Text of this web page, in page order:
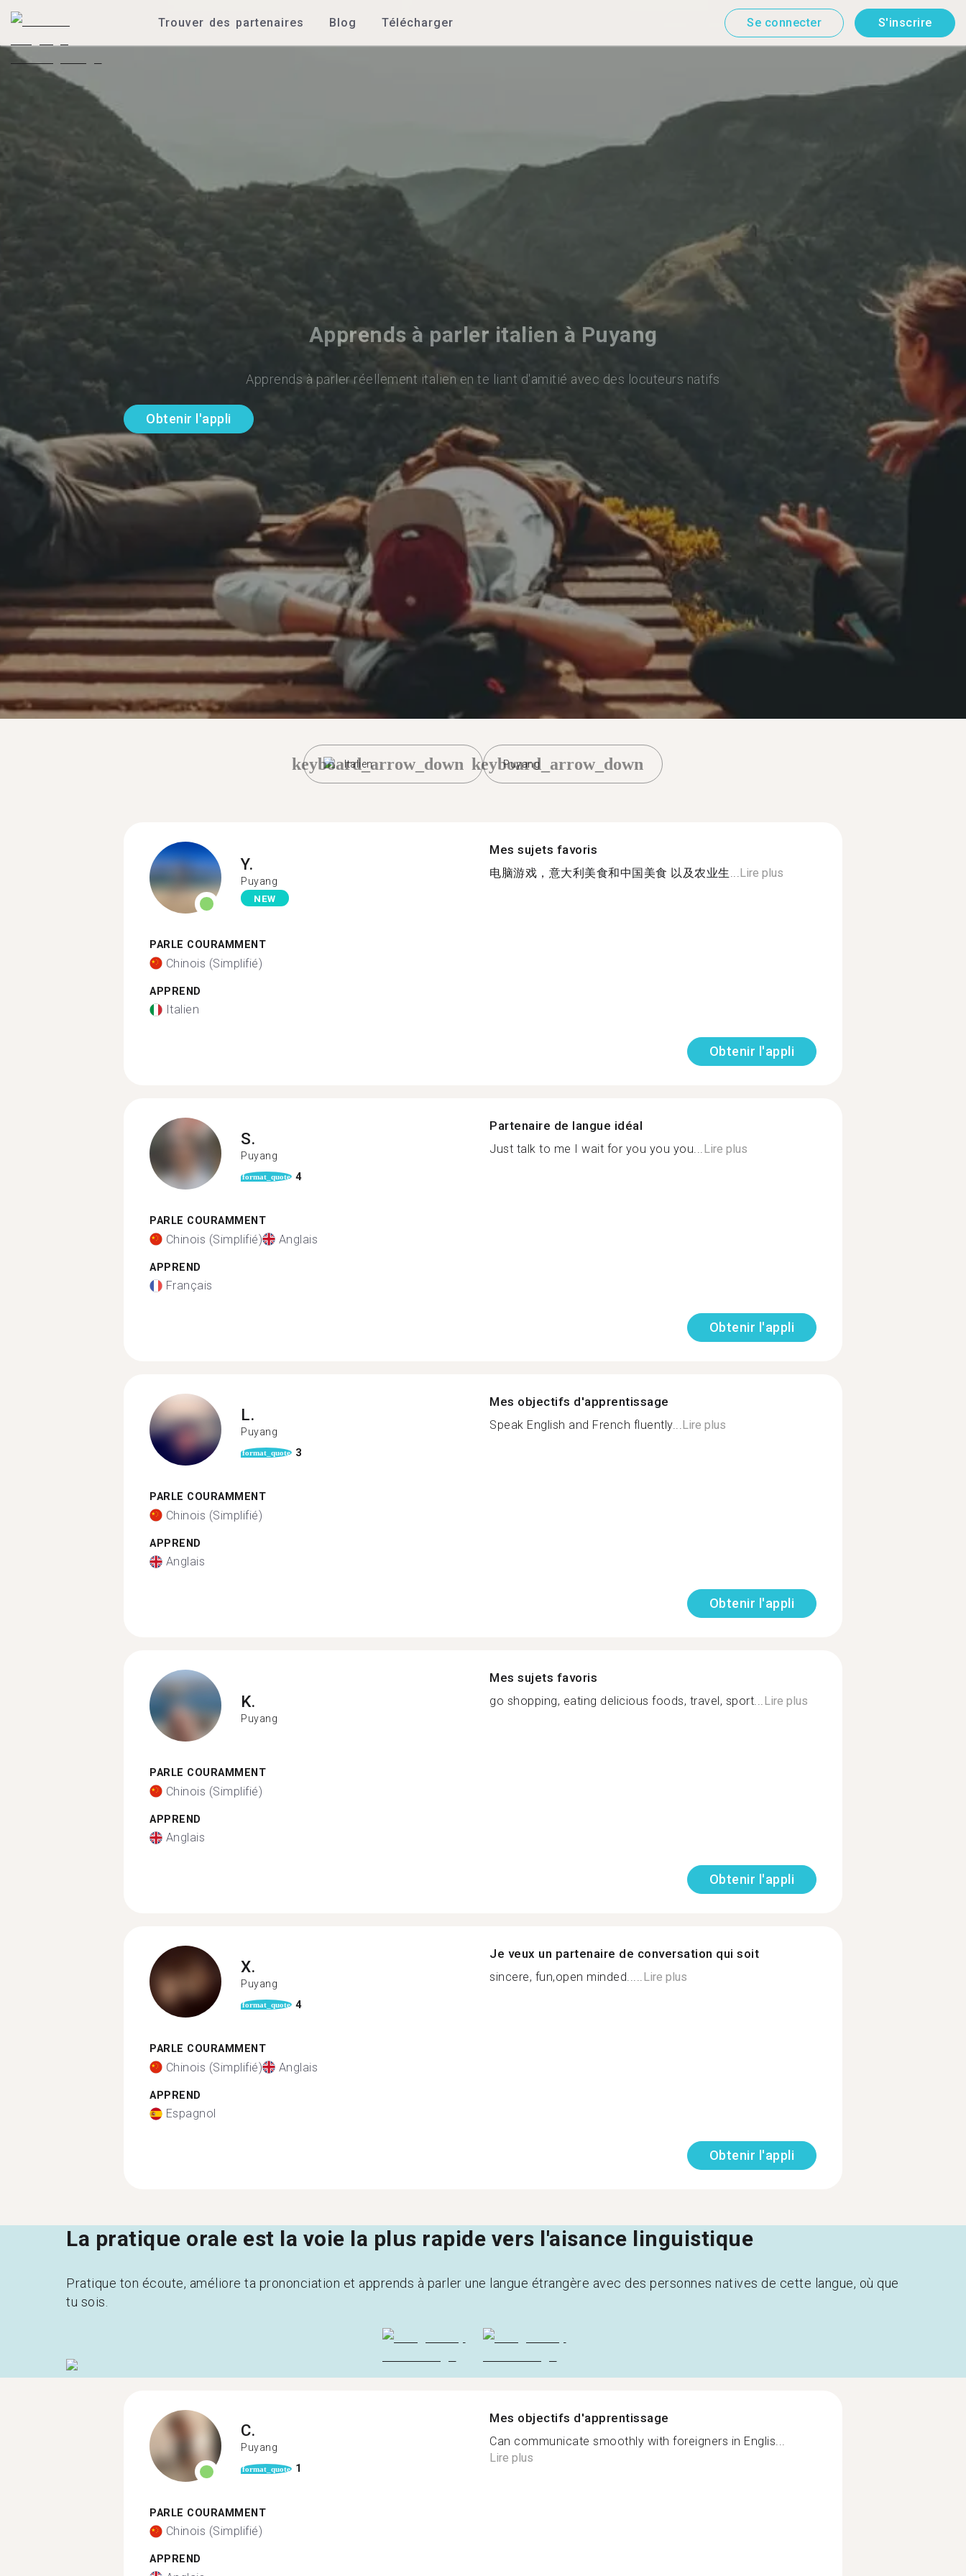
Trouver des partenaires Blog Télécharger Se connecter S'inscrire
Apprends à parler italien à Puyang
Apprends à parler réellement italien en te liant d'amitié avec des locuteurs natifs
Obtenir l'appli
Italien
keyboard_arrow_down Puyang
keyboard_arrow_down
Y.
Puyang
NEW
PARLE COURAMMENT
Chinois (Simplifié)
APPREND
Italien
Mes sujets favoris
电脑游戏，意大利美食和中国美食 以及农业生...Lire plus
Obtenir l'appli
S.
Puyang
format_quote 4
PARLE COURAMMENT
Chinois (Simplifié) Anglais
APPREND
Français
Partenaire de langue idéal
Just talk to me I wait for you you you...Lire plus
Obtenir l'appli
L.
Puyang
format_quote 3
PARLE COURAMMENT
Chinois (Simplifié)
APPREND
Anglais
Mes objectifs d'apprentissage
Speak English and French fluently...Lire plus
Obtenir l'appli
K.
Puyang
PARLE COURAMMENT
Chinois (Simplifié)
APPREND
Anglais
Mes sujets favoris
go shopping, eating delicious foods, travel, sport...Lire plus
Obtenir l'appli
X.
Puyang
format_quote 4
PARLE COURAMMENT
Chinois (Simplifié) Anglais
APPREND
Espagnol
Je veux un partenaire de conversation qui soit
sincere, fun,open minded.....Lire plus
Obtenir l'appli
La pratique orale est la voie la plus rapide vers l'aisance linguistique
Pratique ton écoute, améliore ta prononciation et apprends à parler une langue étrangère avec des personnes natives de cette langue, où que
tu sois.
C.
Puyang
format_quote 1
PARLE COURAMMENT
Chinois (Simplifié)
APPREND
Mes objectifs d'apprentissage
Can communicate smoothly with foreigners in Englis...
Lire plus